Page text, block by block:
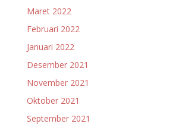
Maret 2022
Februari 2022
Januari 2022
Desember 2021
November 2021
Oktober 2021
September 2021